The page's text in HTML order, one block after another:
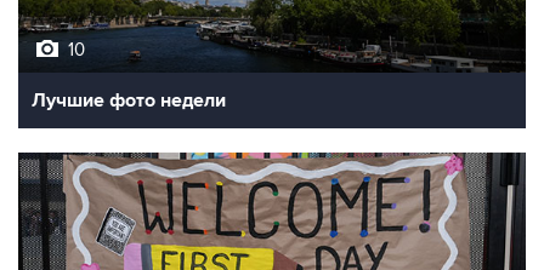
10
Лучшие фото недели